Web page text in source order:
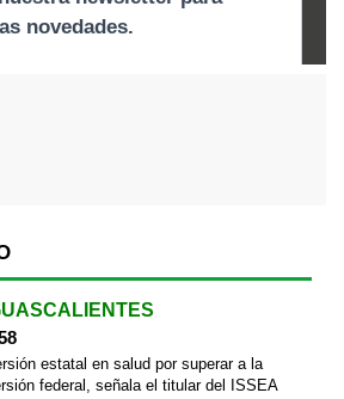
estatal en salud por superar a la
federal, señala el titular del ISSEA